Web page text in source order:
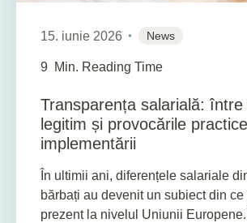
15. iunie 2026 News
9 Min. Reading Time
Transparența salarială: între
legitim și provocările
implementării
În ultimii ani, diferențele salariale
bărbați au devenit un subiect din ce
prezent la nivelul Uniunii